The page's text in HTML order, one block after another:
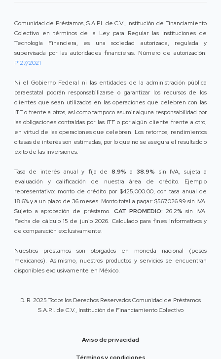
Comunidad de Préstamos, S.A.P.I. de C.V., Institución de Financiamiento
Colectivo en términos de la Ley para Regular las Instituciones de
Tecnología Financiera, es una sociedad autorizada, regulada y
supervisada por las autoridades financieras. Número de autorización:
P127/2021
Ni el Gobierno Federal ni las entidades de la administración pública
paraestatal podrán responsabilizarse o garantizar los recursos de los
clientes que sean utilizados en las operaciones que celebren con las
ITF o frente a otros, así como tampoco asumir alguna responsabilidad por
las obligaciones contraídas por las ITF o por algún cliente frente a otro,
en virtud de las operaciones que celebren. Los retornos, rendimientos
o tasas de interés son estimadas, por lo que no se asegura el resultado o
éxito de las inversiones.
Tasa de interés anual y fija de 8.9% a 38.9% sin IVA, sujeta a
evaluación y calificación de nuestra área de crédito. Ejemplo
representativo: monto de crédito por $425,000.00, con tasa anual de
18.6% y a un plazo de 36 meses. Monto total a pagar: $567,026.99 sin IVA.
Sujeto a aprobación de préstamo. CAT PROMEDIO: 26.2% sin IVA.
Fecha de cálculo 15 de junio 2026. Calculado para fines informativos y
de comparación exclusivamente.
Nuestros préstamos son otorgados en moneda nacional (pesos
mexicanos). Asimismo, nuestros productos y servicios se encuentran
disponibles exclusivamente en México.
D. R. 2025 Todos los Derechos Reservados Comunidad de Préstamos
S.A.P.I. de C.V., Institución de Financiamiento Colectivo
Aviso de privacidad